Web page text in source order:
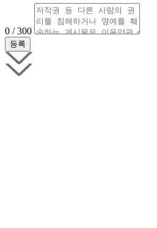
0 / 300